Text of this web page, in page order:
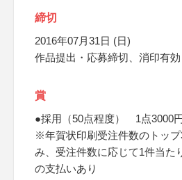
締切
2016年07月31日 (日)
作品提出・応募締切、消印有効
賞
●採用（50点程度） 1点3000
※年賀状印刷受注件数のトッ
み、受注件数に応じて1件当た
の支払いあり